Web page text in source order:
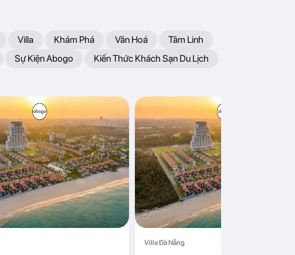
Villa Khám Phá Văn Hoá
Tâm Linh
Sự Kiện Abogo
Kiến Thức Khách Sạn Du Lịch
Villa Đà Nẵng